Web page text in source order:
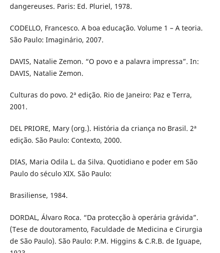
dangereuses. Paris: Ed. Pluriel, 1978.
CODELLO, Francesco. A boa educação. Volume 1 – A teoria.
São Paulo: Imaginário, 2007.
DAVIS, Natalie Zemon. “O povo e a palavra impressa”. In:
DAVIS, Natalie Zemon.
Culturas do povo. 2ª edição. Rio de Janeiro: Paz e Terra,
2001.
DEL PRIORE, Mary (org.). História da criança no Brasil. 2ª
edição. São Paulo: Contexto, 2000.
DIAS, Maria Odila L. da Silva. Quotidiano e poder em São
Paulo do século XIX. São Paulo:
Brasiliense, 1984.
DORDAL, Álvaro Roca. “Da protecção à operária grávida”.
(Tese de doutoramento, Faculdade de Medicina e Cirurgia
de São Paulo). São Paulo: P.M. Higgins & C.R.B. de Iguape,